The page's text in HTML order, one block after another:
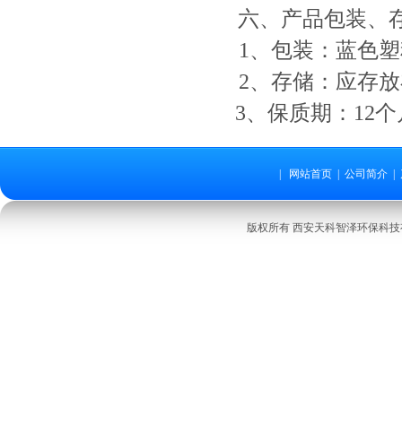
六、产品包装、
1、包装：蓝色
2、存储：应存
3、保质期：12
网站首页 公司简介
版权所有 西安天科智泽环保科